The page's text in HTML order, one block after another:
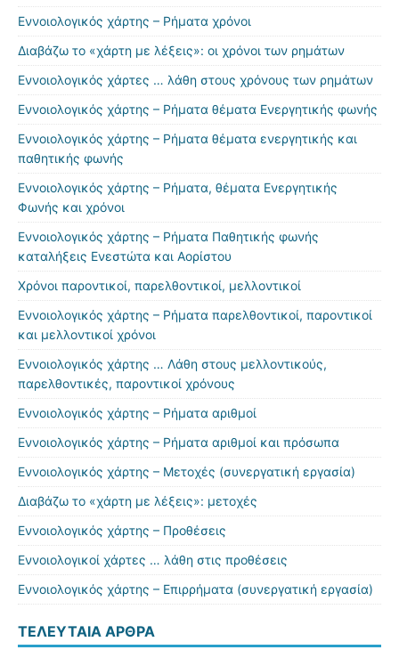
Εννοιολογικός χάρτης – Ρήματα χρόνοι
Διαβάζω το «χάρτη με λέξεις»: οι χρόνοι των ρημάτων
Εννοιολογικός χάρτες … λάθη στους χρόνους των ρημάτων
Εννοιολογικός χάρτης – Ρήματα θέματα Ενεργητικής φωνής
Εννοιολογικός χάρτης – Ρήματα θέματα ενεργητικής και
παθητικής φωνής
Εννοιολογικός χάρτης – Ρήματα, θέματα Ενεργητικής
Φωνής και χρόνοι
Εννοιολογικός χάρτης – Ρήματα Παθητικής φωνής
καταλήξεις Ενεστώτα και Αορίστου
Χρόνοι παροντικοί, παρελθοντικοί, μελλοντικοί
Εννοιολογικός χάρτης – Ρήματα παρελθοντικοί, παροντικοί
και μελλοντικοί χρόνοι
Εννοιολογικός χάρτης … Λάθη στους μελλοντικούς,
παρελθοντικές, παροντικοί χρόνους
Εννοιολογικός χάρτης – Ρήματα αριθμοί
Εννοιολογικός χάρτης – Ρήματα αριθμοί και πρόσωπα
Εννοιολογικός χάρτης – Μετοχές (συνεργατική εργασία)
Διαβάζω το «χάρτη με λέξεις»: μετοχές
Εννοιολογικός χάρτης – Προθέσεις
Εννοιολογικοί χάρτες … λάθη στις προθέσεις
Εννοιολογικός χάρτης – Επιρρήματα (συνεργατική εργασία)
ΤΕΛΕΥΤΑΊΑ ΆΡΘΡΑ